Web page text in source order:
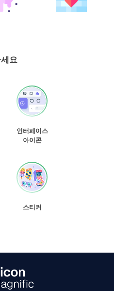
요
인터페이스
아이콘
스티커